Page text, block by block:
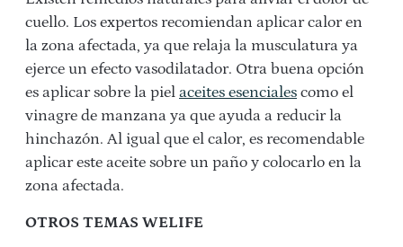
cuello. Los expertos recomiendan aplicar calor en
la zona afectada, ya que relaja la musculatura ya
ejerce un efecto vasodilatador. Otra buena opción
es aplicar sobre la piel aceites esenciales como el
vinagre de manzana ya que ayuda a reducir la
hinchazón. Al igual que el calor, es recomendable
aplicar este aceite sobre un paño y colocarlo en la
zona afectada.
OTROS TEMAS WELIFE